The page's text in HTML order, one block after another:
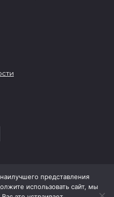
представления
использовать сайт, мы